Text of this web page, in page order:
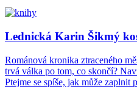
Lednická Karin Šikmý
Románová kronika ztraceného
trvá válka po tom, co skončí?
Ptejme se spíše, jak může zaplnit